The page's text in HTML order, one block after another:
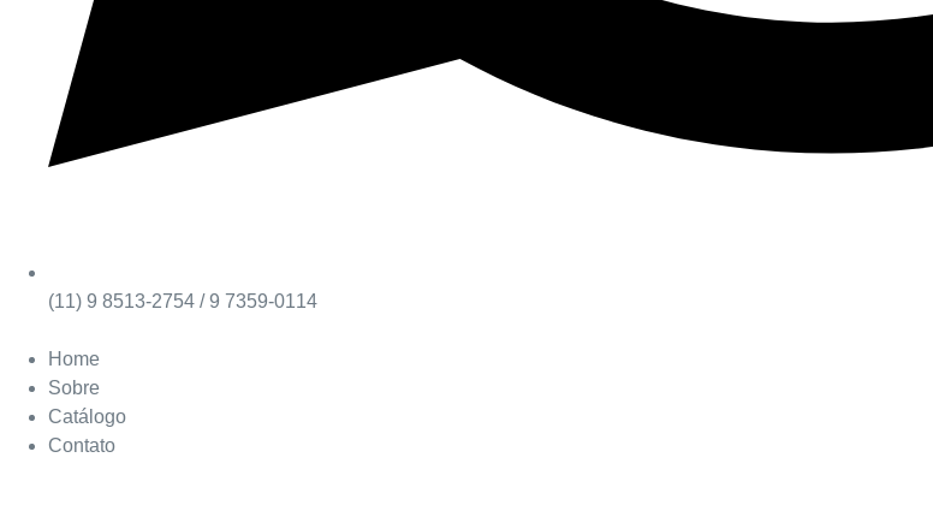
(11) 9 8513-2754 / 9 7359-0114
Home
Sobre
Catálogo
Contato